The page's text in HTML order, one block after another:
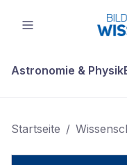
Astronomie & Physik
Startseite /